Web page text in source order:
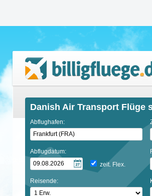
Danish Air Transport Flüge
Abflughafen:
Abflugdatum:
zeit. Flex.
Reisende: